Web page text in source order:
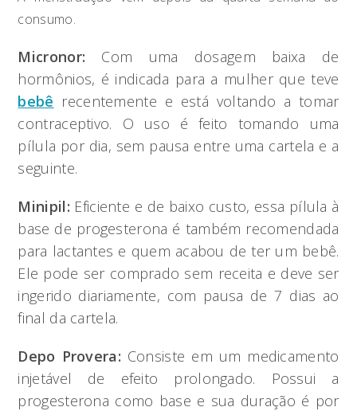
consumo.
Micronor: Com uma dosagem baixa de
hormônios, é indicada para a mulher que teve
bebê recentemente e está voltando a tomar
contraceptivo. O uso é feito tomando uma
pílula por dia, sem pausa entre uma cartela e a
seguinte.
Minipil: Eficiente e de baixo custo, essa pílula à
base de progesterona é também recomendada
para lactantes e quem acabou de ter um bebê.
Ele pode ser comprado sem receita e deve ser
ingerido diariamente, com pausa de 7 dias ao
final da cartela.
Depo Provera: Consiste em um medicamento
injetável de efeito prolongado. Possui a
progesterona como base e sua duração é por